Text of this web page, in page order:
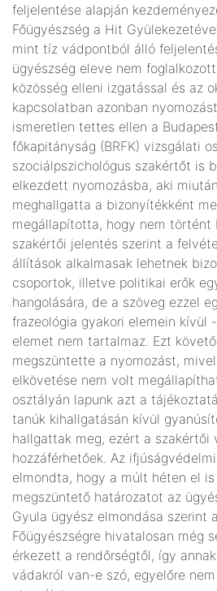
feljelentése alapján
Főügyészség a Hit
mint tíz vádpontból álló
ügyészség eleve nem
közösség elleni izgatással és az
kapcsolatban azonban
ismeretlen tettes ellen a
főkapitányság (BRFK) vizsgálati
szociálpszichológus szakértőt is
elkezdett nyomozásba, aki
meghallgatta a bizonyítékként
megállapította, hogy nem történt
szakértői jelentés szerint a
állítások alkalmasak lehetnek
csoportok, illetve politikai erők
hangolására, de a szöveg ezzel
frazeológia gyakori elemein kívül
elemet nem tartalmaz. Ezt
megszüntette a nyomozást,
elkövetése nem volt
osztályán lapunk azt a
tanúk kihallgatásán kívül
hallgattak meg, ezért a szakértői
hozzáférhetőek. Az
elmondta, hogy a múlt héten el
megszüntető határozatot az
Gyula ügyész elmondása szerint
Főügyészségre hivatalosan még
érkezett a rendőrségtől, így
vádakról van-e szó, egyelőre